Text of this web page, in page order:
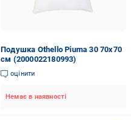
Подушка Othello Piuma 30 70х70
см (2000022180993)
оцінити
Немає в наявності